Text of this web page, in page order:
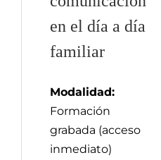
en el día a día
familiar
Modalidad:
Formación
grabada (acceso
inmediato)